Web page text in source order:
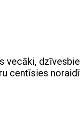
vecāki,
centīsies